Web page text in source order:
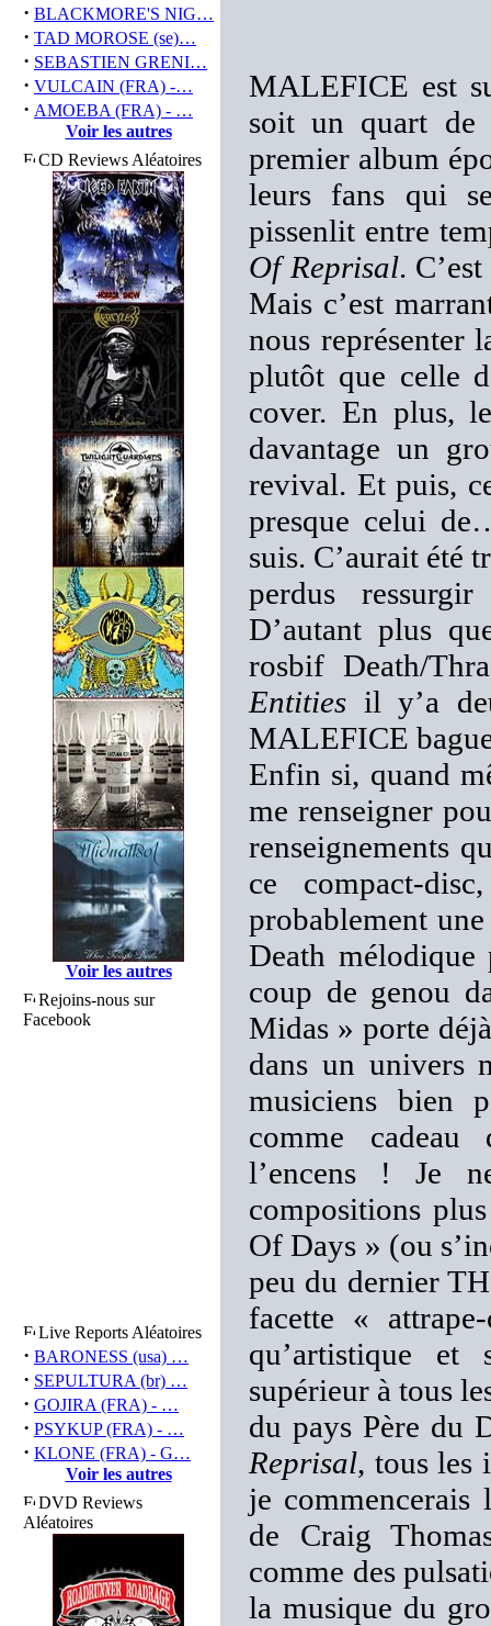
· BLACKMORE'S NIG…
· TAD MOROSE (se)…
· SEBASTIEN GRENI…
· VULCAIN (FRA) -…
· AMOEBA (FRA) - …
Voir les autres
CD Reviews Aléatoires
Voir les autres
Rejoins-nous sur
Facebook
Live Reports Aléatoires
· BARONESS (usa) …
· SEPULTURA (br) …
· GOJIRA (FRA) - …
· PSYKUP (FRA) - …
· KLONE (FRA) - G…
Voir les autres
DVD Reviews
Aléatoires
MALEFICE est
soit un quart de
premier album
leurs fans qui
pissenlit entre
Of Reprisal.
Mais c’est
nous représenter
plutôt que celle
cover. En plus,
davantage un
revival. Et puis,
presque celui
suis. C’aurait été
perdus
D’autant plus
rosbif Death/
Entities il y’a
MALEFICE
Enfin si, quand
me renseigner
renseignements
ce compact-
probablement
Death
coup de genou
Midas » porte
dans un univers
musiciens bien
comme cadeau
l’encens ! Je
compositions
Of Days » (ou
peu du dernier
facette «
qu’artistique et
supérieur à tous
du pays Père du
Reprisal, tous les
je commencerais
de Craig
comme des
la musique du